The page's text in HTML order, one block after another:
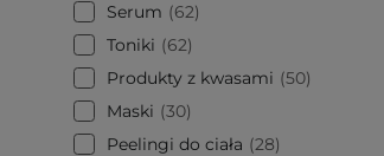
Serum
62
Toniki
62
Produkty z kwasami
50
Maski
30
Peelingi do ciała
28